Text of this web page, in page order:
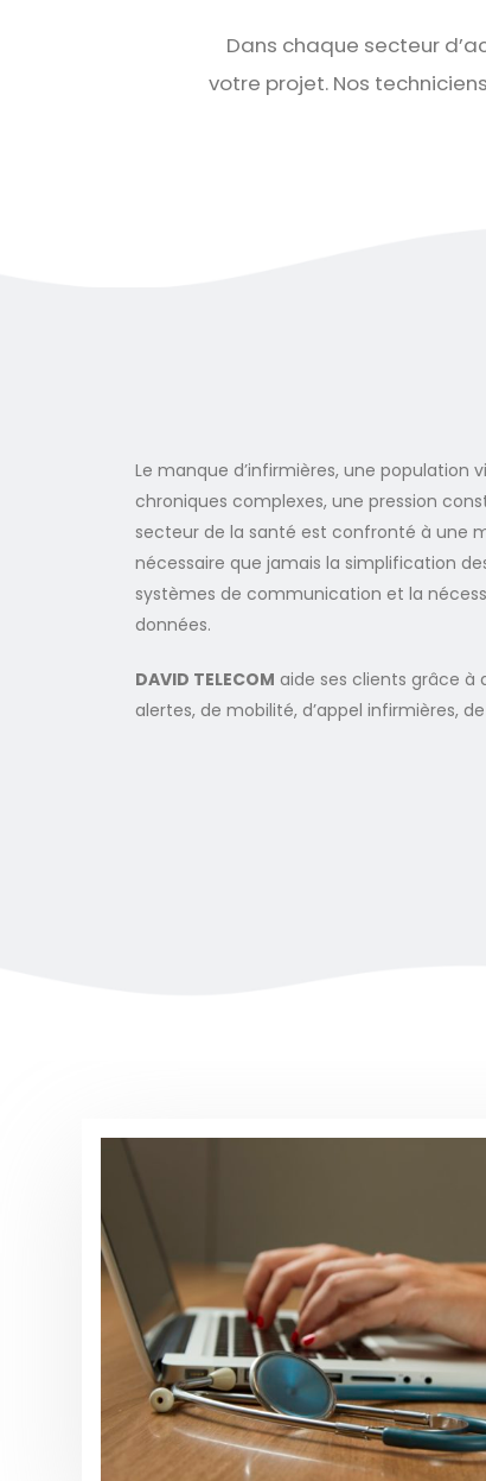
Dans chaque secteur
votre projet. Nos
Le manque d’infirmières, une population
chroniques complexes, une pression
secteur de la santé est confronté à une
nécessaire que jamais la simplification
systèmes de communication et la
données.
DAVID TELECOM aide ses clients grâce à
alertes, de mobilité, d’appel infirmières,